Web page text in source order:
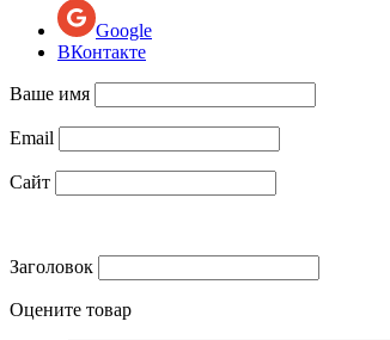
Google
ВКонтакте
Ваше имя
Email
Сайт
Заголовок
Оцените товар